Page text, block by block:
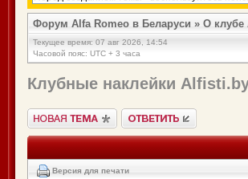
Форум Alfa Romeo в Беларуси » О клубе
Текущее время: 07 авг 2026, 14:54
Часовой пояс: UTC + 3 часа
Клубные наклейки
Новая тема"> Ответить
Версия для печати